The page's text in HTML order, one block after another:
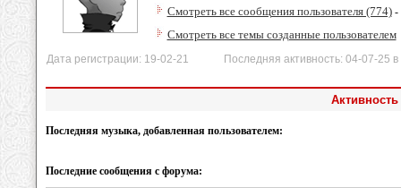
Смотреть все сообщения пользователя (774)-
Смотреть все темы созданные пользователем
Дата регистрации: 19-02-21 Последняя активность: 04-07-25 в
Последняя музыка, добавленная пользователем:
Последние сообщения с форума: